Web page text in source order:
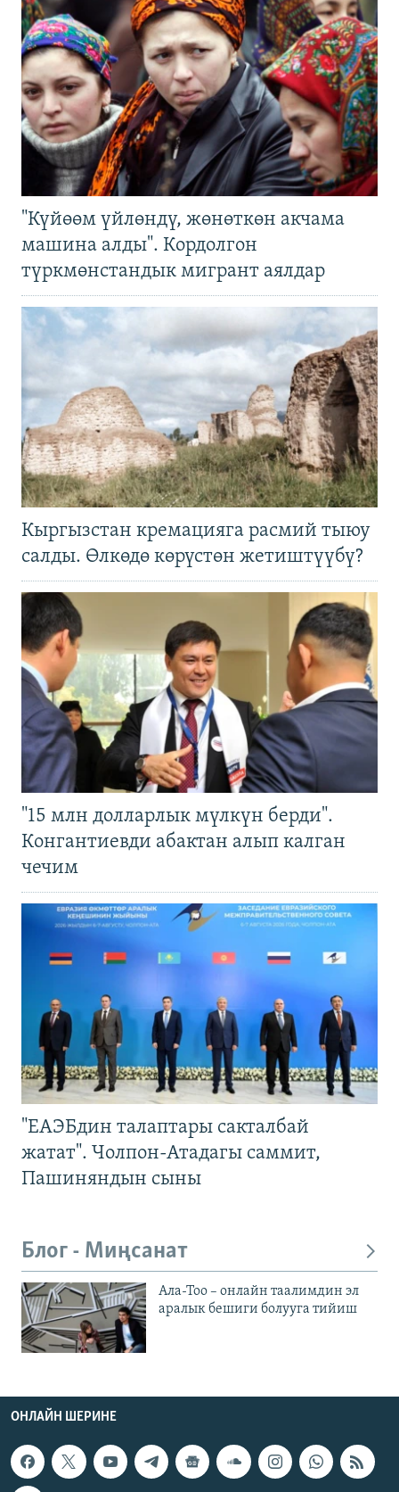
"Күйөөм үйлөндү, жөнөткөн акчама
машина алды". Кордолгон
түркмөнстандык мигрант аялдар
Кыргызстан кремацияга расмий тыюу
салды. Өлкөдө көрүстөн жетиштүүбү?
"15 млн долларлык мүлкүн берди".
Конгантиевди абактан алып калган
чечим
"ЕАЭБдин талаптары сакталбай
жатат". Чолпон-Атадагы саммит,
Пашиняндын сыны
Блог - Миңсанат
Ала-Тоо – онлайн таалимдин эл
аралык бешиги болууга тийиш
ОНЛАЙН ШЕРИНЕ